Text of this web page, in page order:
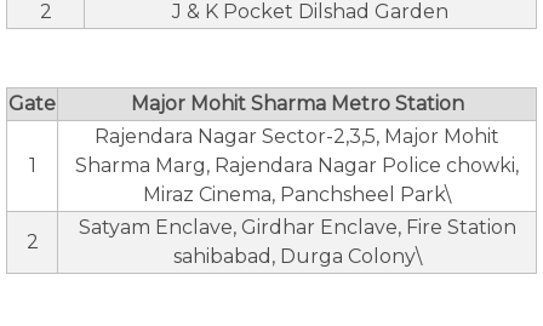
2
J & K Pocket Dilshad Garden
Gate Major Mohit Sharma Metro Station
1
Rajendara Nagar Sector-2,3,5, Major Mohit
Sharma Marg, Rajendara Nagar Police chowki,
Miraz Cinema, Panchsheel Park\
2
Satyam Enclave, Girdhar Enclave, Fire Station
sahibabad, Durga Colony\